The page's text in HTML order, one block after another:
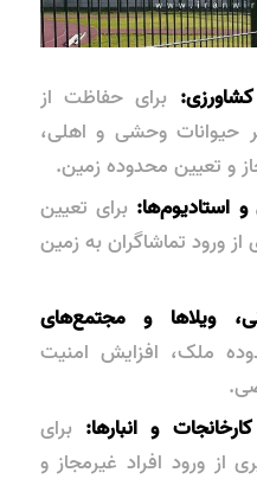
برای حفاظت از
حیوانات وحشی و اهلی،
و تعیین محدوده زمین.
استادیوم‌ها: برای تعیین
ورود تماشاگران به زمین
ویلاها و مجتمع‌های
ملک، افزایش امنیت
و انبارها: برای
از ورود افراد غیرمجاز و